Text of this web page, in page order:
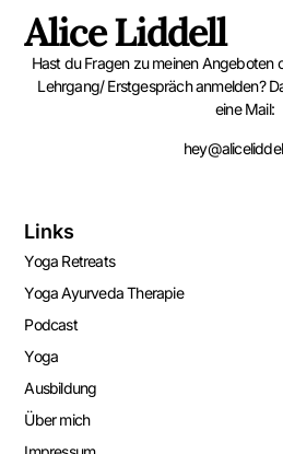
Alice Liddell
Hast du Fragen zu meinen Angeboten
Lehrgang/ Erstgespräch anmelden?
eine Mail:
Links
Yoga Retreats
Yoga Ayurveda Therapie
Podcast
Yoga
Ausbildung
Über mich